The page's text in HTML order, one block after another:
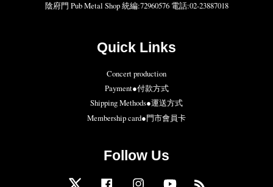
陰府門 Pub Metal Shop 統編:72960576 電話:02-23887018
Quick Links
Concert production
Payment●付款方式
Shipping Methods●運送方式
Membership card●門市會員卡
Follow Us
Twitter Facebook Instagram YouTube